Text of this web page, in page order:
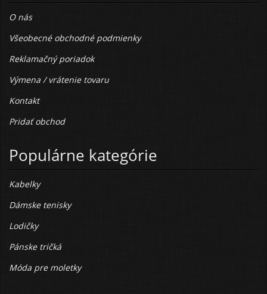
O nás
Všeobecné obchodné podmienky
Reklamačný poriadok
Výmena / vrátenie tovaru
Kontakt
Pridať obchod
Populárne kategórie
Kabelky
Dámske tenisky
Lodičky
Pánske tričká
Móda pre moletky